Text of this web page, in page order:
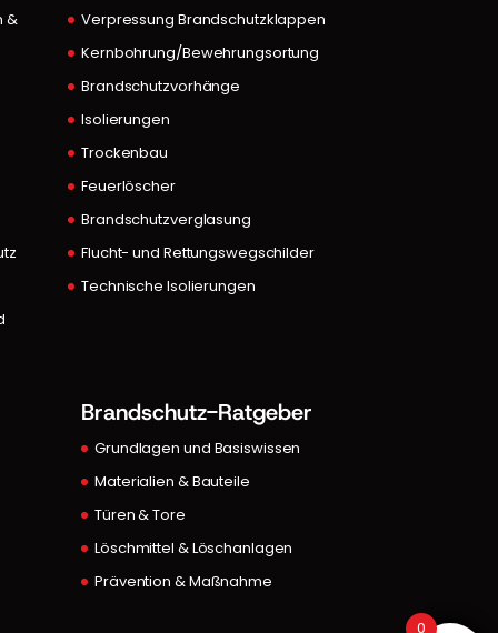
&
Verpressung Brandschutzklappen
Kernbohrung/Bewehrungsortung
Brandschutzvorhänge
Isolierungen
Trockenbau
Feuerlöscher
Brandschutzverglasung
Flucht- und Rettungswegschilder
Technische Isolierungen
Brandschutz-Ratgeber
Grundlagen und Basiswissen
Materialien & Bauteile
Türen & Tore
Löschmittel & Löschanlagen
Prävention & Maßnahme
0